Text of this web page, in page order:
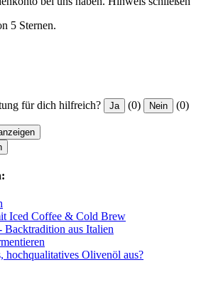
5 Sternen.
für dich hilfreich? Ja (0) Nein (0)
Iced Coffee & Cold Brew
Backtradition aus Italien
hochqualitatives Olivenöl aus?